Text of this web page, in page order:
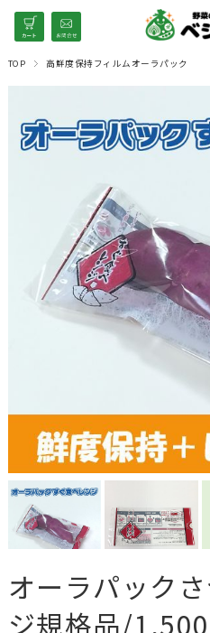
TOP 高鮮度保持フィルムオーラパック
オーラパック
ジ規格品/